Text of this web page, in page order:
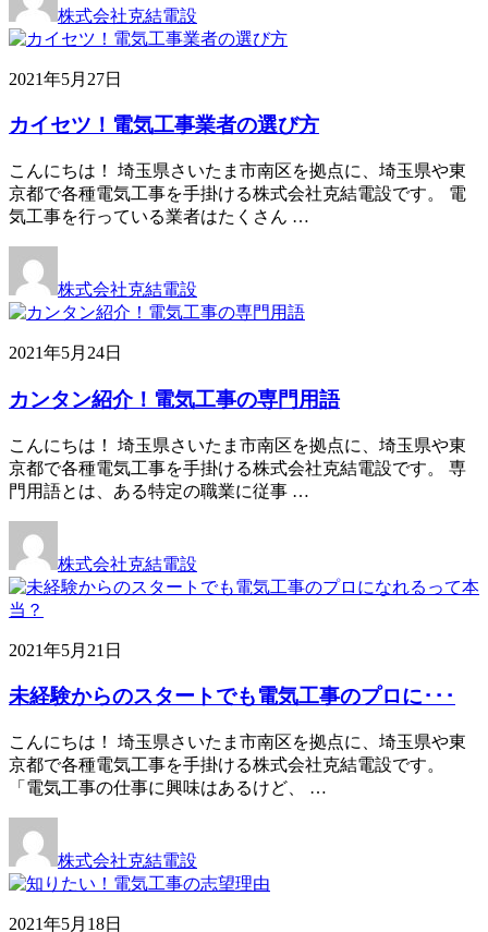
株式会社克結電設
2021年5月27日
カイセツ！電気工事業者の選び方
こんにちは！ 埼玉県さいたま市南区を拠点に、埼玉県や東
京都で各種電気工事を手掛ける株式会社克結電設です。 電
気工事を行っている業者はたくさん …
株式会社克結電設
2021年5月24日
カンタン紹介！電気工事の専門用語
こんにちは！ 埼玉県さいたま市南区を拠点に、埼玉県や東
京都で各種電気工事を手掛ける株式会社克結電設です。 専
門用語とは、ある特定の職業に従事 …
株式会社克結電設
2021年5月21日
未経験からのスタートでも電気工事のプロに･･･
こんにちは！ 埼玉県さいたま市南区を拠点に、埼玉県や東
京都で各種電気工事を手掛ける株式会社克結電設です。
「電気工事の仕事に興味はあるけど、 …
株式会社克結電設
2021年5月18日